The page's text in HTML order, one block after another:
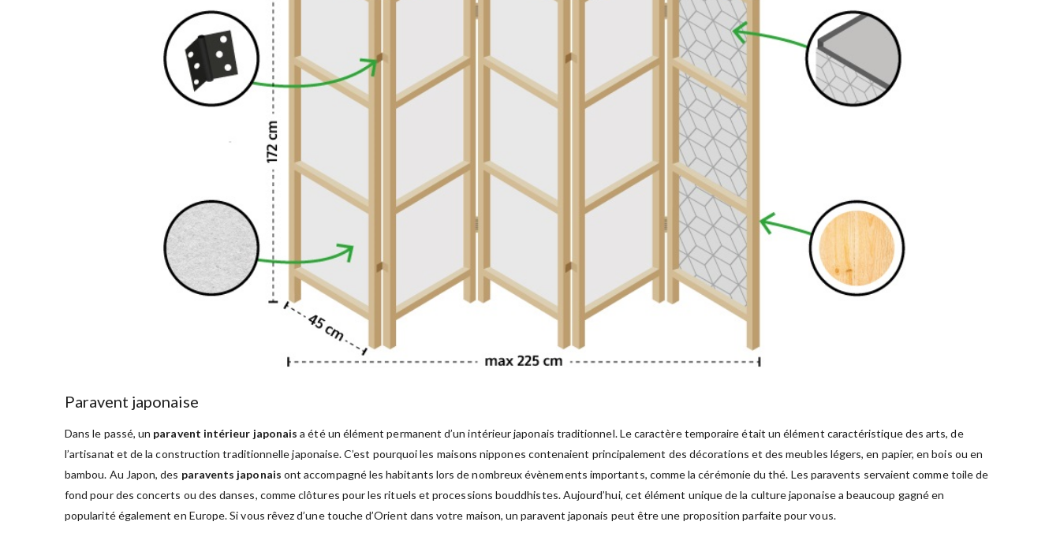
Paravent japonaise
Dans le passé, un paravent intérieur japonais a été un élément permanent d’un intérieur japonais traditionnel. Le caractère temporaire était un élément caractéristique des arts, de
l’artisanat et de la construction traditionnelle japonaise. C’est pourquoi les maisons nippones contenaient principalement des décorations et des meubles légers, en papier, en bois ou en
bambou. Au Japon, des paravents japonais ont accompagné les habitants lors de nombreux évènements importants, comme la cérémonie du thé. Les paravents servaient comme toile de
fond pour des concerts ou des danses, comme clôtures pour les rituels et processions bouddhistes. Aujourd’hui, cet élément unique de la culture japonaise a beaucoup gagné en
popularité également en Europe. Si vous rêvez d’une touche d’Orient dans votre maison, un paravent japonais peut être une proposition parfaite pour vous.